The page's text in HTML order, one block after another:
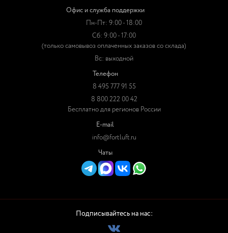
Офис и служба поддержки
Пн-Пт: 9:00 - 18:00
Сб: 9:00 - 17:00
(только самовывоз оплаченных заказов со склада)
Вс: выходной
Телефон
8 495 777 91 55
8 800 222 00 42
Бесплатно для регионов России
E-mail
info@fortluft.ru
Чаты
Подписывайтесь на нас: